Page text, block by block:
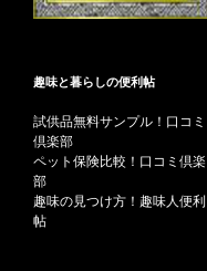
趣味と暮らしの便利帖
試供品無料サンプル！口コミ
倶楽部
ペット保険比較！口コミ倶楽
部
趣味の見つけ方！趣味人便利
帖